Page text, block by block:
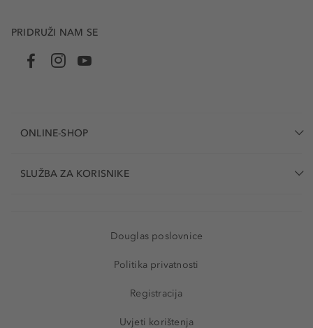
PRIDRUŽI NAM SE
ONLINE-SHOP
SLUŽBA ZA KORISNIKE
Douglas poslovnice
Politika privatnosti
Registracija
Uvjeti korištenja